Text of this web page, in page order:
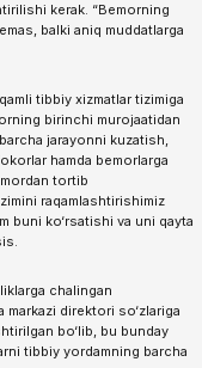
kerak. “Bemorning
balki aniq muddatlarga
tibbiy xizmatlar tizimiga
birinchi murojaatidan
jarayonni kuzatish,
hamda bemorlarga
tortib
raqamlashtirishimiz
buni ko‘rsatishi va uni qayta
chalingan
direktori so‘zlariga
bo‘lib, bu bunday
tibbiy yordamning barcha